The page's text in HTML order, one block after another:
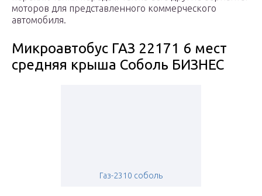
моторов для представленного коммерческого
автомобиля.
Микроавтобус ГАЗ 22171 6 мест
средняя крыша Соболь БИЗНЕС
Газ-2310 соболь